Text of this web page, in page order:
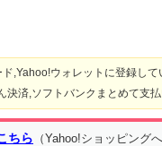
,Yahoo!ウォレットに登録し
決済,ソフトバンクまとめて支
ちら （Yahoo!ショッピング